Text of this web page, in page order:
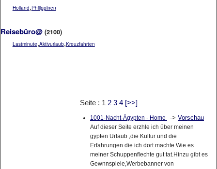
Holland,Philippinen
Reisebüro@ (2100)
Lastminute,Aktivurlaub,Kreuzfahrten
Seite : 1 2 3 4 [>>]
1001-Nacht-Ägypten - Home -> Vorschau
Auf dieser Seite erzhle ich über meinen
gypten Urlaub ,die Kultur und die
Erfahrungen die ich dort machte.Wie es
meiner Schuppenflechte gut tat.Hinzu gibt es
Gewnnspiele,Werbebanner von